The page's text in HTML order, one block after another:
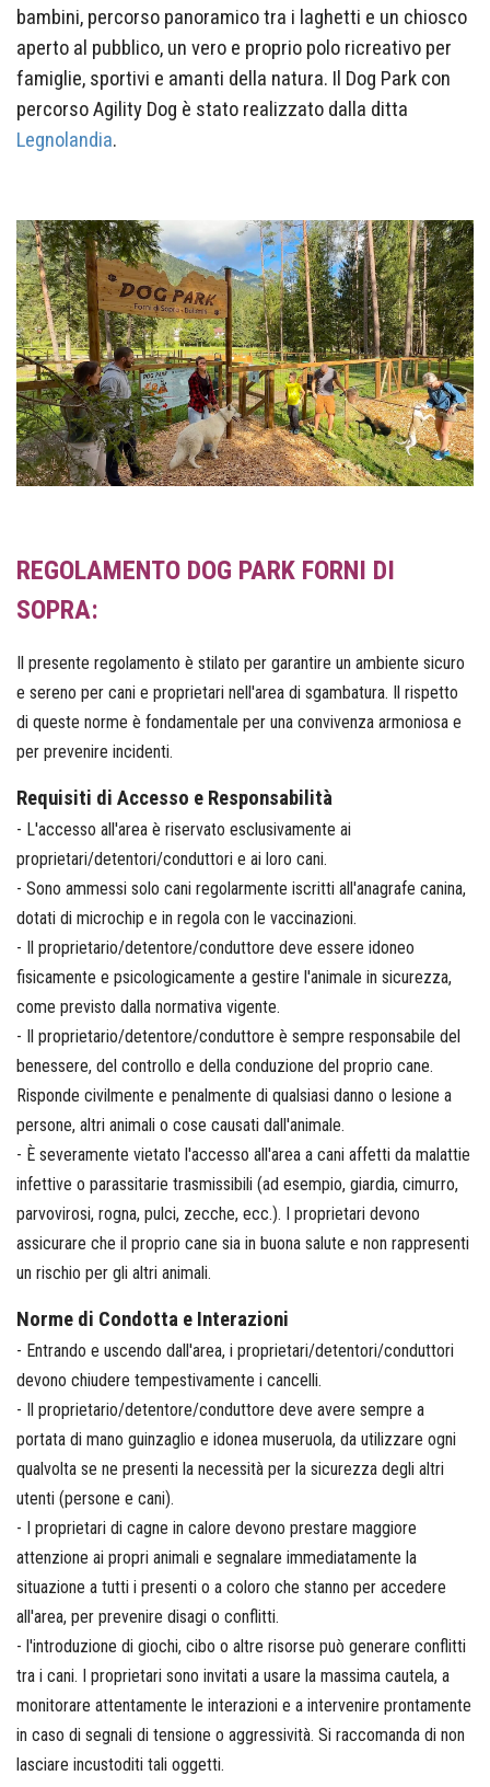
bambini, percorso panoramico tra i laghetti e un chiosco
aperto al pubblico, un vero e proprio polo ricreativo per
famiglie, sportivi e amanti della natura. Il Dog Park con
percorso Agility Dog è stato realizzato dalla ditta
Legnolandia.
REGOLAMENTO DOG PARK FORNI DI
SOPRA:
Il presente regolamento è stilato per garantire un ambiente sicuro
e sereno per cani e proprietari nell'area di sgambatura. Il rispetto
di queste norme è fondamentale per una convivenza armoniosa e
per prevenire incidenti.
Requisiti di Accesso e Responsabilità
- L'accesso all'area è riservato esclusivamente ai
proprietari/detentori/conduttori e ai loro cani.
- Sono ammessi solo cani regolarmente iscritti all'anagrafe canina,
dotati di microchip e in regola con le vaccinazioni.
- Il proprietario/detentore/conduttore deve essere idoneo
fisicamente e psicologicamente a gestire l'animale in sicurezza,
come previsto dalla normativa vigente.
- Il proprietario/detentore/conduttore è sempre responsabile del
benessere, del controllo e della conduzione del proprio cane.
Risponde civilmente e penalmente di qualsiasi danno o lesione a
persone, altri animali o cose causati dall'animale.
- È severamente vietato l'accesso all'area a cani affetti da malattie
infettive o parassitarie trasmissibili (ad esempio, giardia, cimurro,
parvovirosi, rogna, pulci, zecche, ecc.). I proprietari devono
assicurare che il proprio cane sia in buona salute e non rappresenti
un rischio per gli altri animali.
Norme di Condotta e Interazioni
- Entrando e uscendo dall'area, i proprietari/detentori/conduttori
devono chiudere tempestivamente i cancelli.
- Il proprietario/detentore/conduttore deve avere sempre a
portata di mano guinzaglio e idonea museruola, da utilizzare ogni
qualvolta se ne presenti la necessità per la sicurezza degli altri
utenti (persone e cani).
- I proprietari di cagne in calore devono prestare maggiore
attenzione ai propri animali e segnalare immediatamente la
situazione a tutti i presenti o a coloro che stanno per accedere
all'area, per prevenire disagi o conflitti.
- l'introduzione di giochi, cibo o altre risorse può generare conflitti
tra i cani. I proprietari sono invitati a usare la massima cautela, a
monitorare attentamente le interazioni e a intervenire prontamente
in caso di segnali di tensione o aggressività. Si raccomanda di non
lasciare incustoditi tali oggetti.